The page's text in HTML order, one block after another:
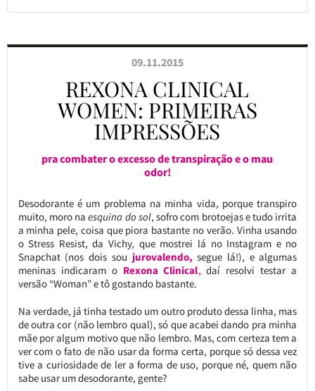
09.11.2015
REXONA CLINICAL
WOMEN: PRIMEIRAS
IMPRESSÕES
pra combater o excesso de transpiração e o mau
odor!
Desodorante é um problema na minha vida, porque transpiro
muito, moro naesquina do sol, sofro com brotoejas e tudo irrita
a minha pele, coisa que piora bastante no verão. Vinha usando
o Stress Resist, da Vichy, que mostrei lá no Instagram e no
Snapchat (nos dois sou jurovalendo, segue lá!), e algumas
meninas indicaram o Rexona Clinical, daí resolvi testar a
versão “Woman” e tô gostando bastante.
Na verdade, já tinha testado um outro produto dessa linha, mas
de outra cor (não lembro qual), só que acabei dando pra minha
mãe por algum motivo que não lembro. Mas, com certeza tem a
ver com o fato de não usar da forma certa, porque só dessa vez
tive a curiosidade de ler a forma de uso, porque né, quem não
sabe usar um desodorante, gente?